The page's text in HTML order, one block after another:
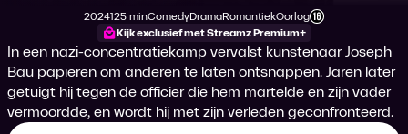
Productiejaar
2024
Tijdsduur
125 min
Genre
Comedy
Genre
Drama
Genre
Romantiek
Genre
Oorlog
Leeftijdsclassificatie
Kijk exclusief met Streamz Premium+
In een nazi-concentratiekamp vervalst kunstenaar Joseph
Bau papieren om anderen te laten ontsnappen. Jaren later
getuigt hij tegen de officier die hem martelde en zijn vader
vermoordde, en wordt hij met zijn verleden geconfronteerd.